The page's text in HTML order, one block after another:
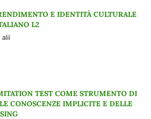
E IDENTITÀ CULTURALE
L2
alii
TEST COME STRUMENTO DI
CONOSCENZE IMPLICITE E DELLE